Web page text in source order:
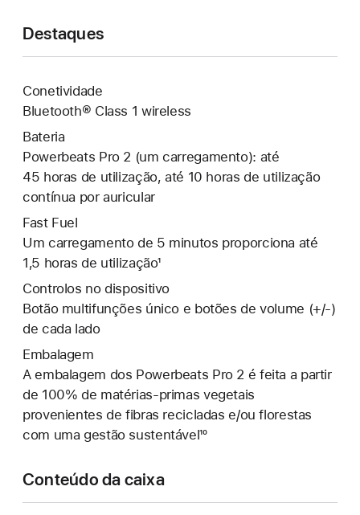
Destaques
Conetividade
Bluetooth® Class 1 wireless
Bateria
Powerbeats Pro 2 (um carregamento): até
45 horas de utilização, até 10 horas de utilização
contínua por auricular
Fast Fuel
Um carregamento de 5 minutos proporciona até
1,5 horas de utilização¹
Controlos no dispositivo
Botão multifunções único e botões de volume (+/-)
de cada lado
Embalagem
A embalagem dos Powerbeats Pro 2 é feita a partir
de 100% de matérias‑primas vegetais
provenientes de fibras recicladas e/ou florestas
com uma gestão sustentável¹⁰
Conteúdo da caixa